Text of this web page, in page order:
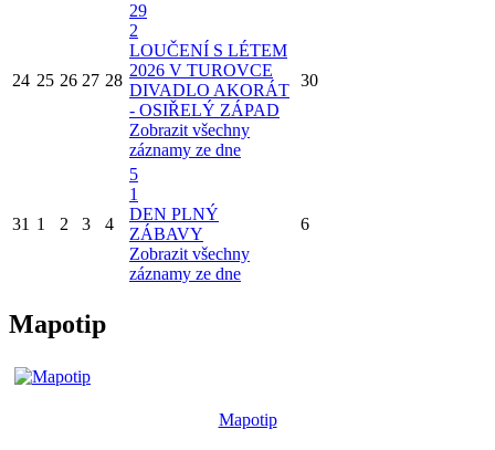
24 25 26 27 28
29
2
LOUČENÍ S LÉTEM
2026 V TUROVCE
DIVADLO AKORÁT
- OSIŘELÝ ZÁPAD
Zobrazit všechny
záznamy ze dne
30
31 1 2 3 4
5
1
DEN PLNÝ
ZÁBAVY
Zobrazit všechny
záznamy ze dne
6
Mapotip
Mapotip